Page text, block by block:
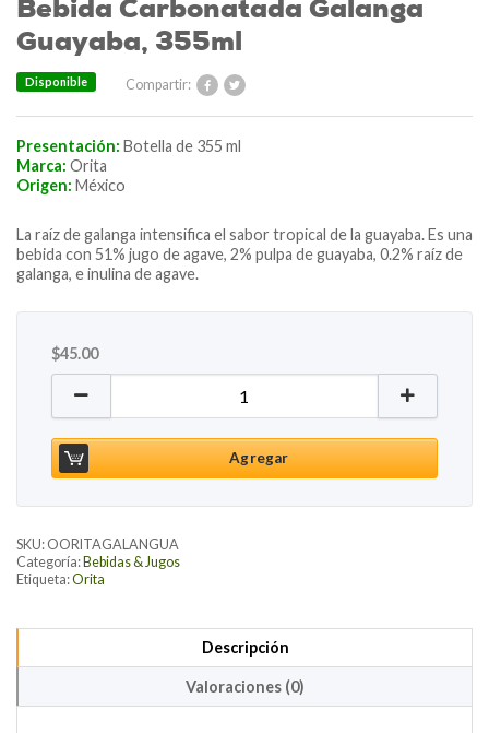
Bebida Carbonatada Galanga
Guayaba, 355ml
Compartir:
Disponible
Presentación: Botella de 355 ml
Marca: Orita
Origen: México
La raíz de galanga intensifica el sabor tropical de la guayaba. Es una
bebida con 51% jugo de agave, 2% pulpa de guayaba, 0.2% raíz de
galanga, e inulina de agave.
$45.00
Bebida Carbonatada Galanga Guayaba, 355ml
Agregar
SKU: OORITAGALANGUA
Categoría: Bebidas & Jugos
Etiqueta:Orita
Descripción
Valoraciones (0)